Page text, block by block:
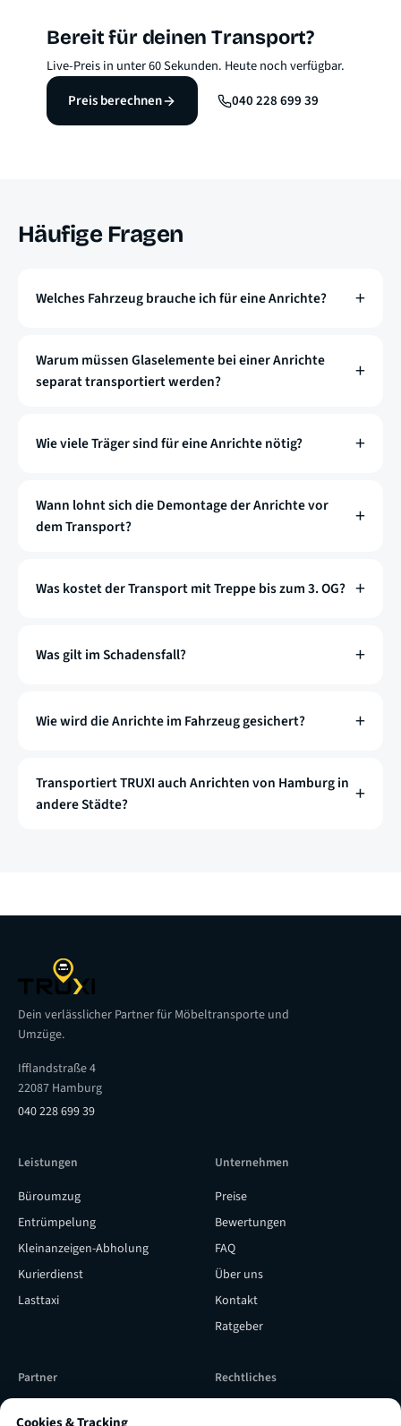
Bereit für deinen Transport?
Live-Preis in unter 60 Sekunden. Heute noch verfügbar.
Preis berechnen
040 228 699 39
Häufige Fragen
Welches Fahrzeug brauche ich für eine Anrichte?
Warum müssen Glaselemente bei einer Anrichte
separat transportiert werden?
Wie viele Träger sind für eine Anrichte nötig?
Wann lohnt sich die Demontage der Anrichte vor
dem Transport?
Was kostet der Transport mit Treppe bis zum 3. OG?
Was gilt im Schadensfall?
Wie wird die Anrichte im Fahrzeug gesichert?
Transportiert TRUXI auch Anrichten von Hamburg in
andere Städte?
Dein verlässlicher Partner für Möbeltransporte und
Umzüge.
Ifflandstraße 4
22087 Hamburg
040 228 699 39
Leistungen
Büroumzug
Entrümpelung
Kleinanzeigen-Abholung
Kurierdienst
Lasttaxi
Unternehmen
Preise
Bewertungen
FAQ
Über uns
Kontakt
Ratgeber
Partner Rechtliches